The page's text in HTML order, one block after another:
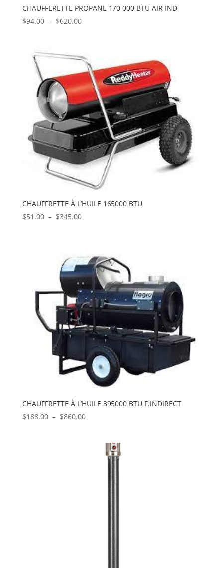
CHAUFFERETTE PROPANE 170 000 BTU AIR IND
$94.00 – $620.00Plage
$94.00
$620.00
CHAUFFRETTE À L’HUILE 165000 BTU
$51.00 – $345.00Plage
à
$345.00
CHAUFFRETTE À L’HUILE 395000 BTU F.INDIRECT
$188.00 – $860.00Plage
$188.00
$860.00